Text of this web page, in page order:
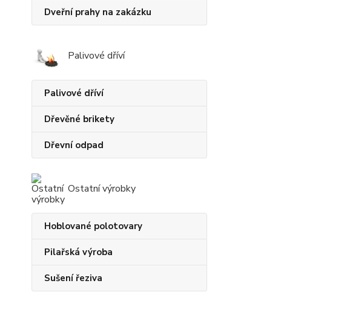
Dveřní prahy na zakázku
Palivové dříví
Palivové dříví
Dřevěné brikety
Dřevní odpad
Ostatní výrobky
Hoblované polotovary
Pilařská výroba
Sušení řeziva